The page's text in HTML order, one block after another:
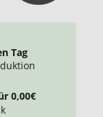
Tag
0,00€